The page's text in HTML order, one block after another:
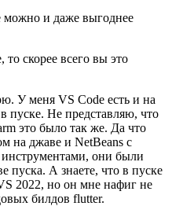
можно и даже выгоднее
то скорее всего вы это
У меня VS Code есть и на
пуске. Не представляю, что
это было так же. Да что
на джаве и NetBeans с
они были
пуска. А знаете, что в пуске
2022, но он мне нафиг не
билдов flutter.